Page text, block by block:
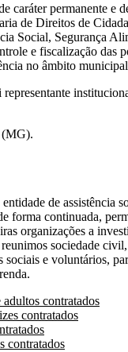
caráter permanente e
de Direitos de
Social, Segurança
e fiscalização das
no âmbito
de assistência
forma continuada,
organizações a
sociedade
sociais e voluntários,
contratados
contratados
contratados